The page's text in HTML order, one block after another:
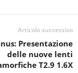
Articolo successivo
Presentazione
delle nuove lenti
T2.9 1.6X